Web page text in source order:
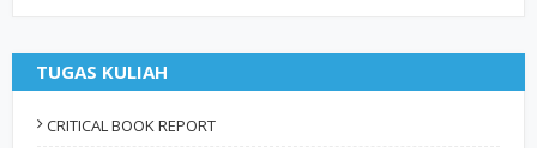
TUGAS KULIAH
CRITICAL BOOK REPORT